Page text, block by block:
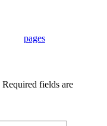
pages
Required fields are